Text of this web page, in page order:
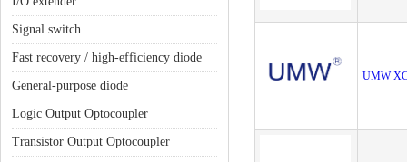
Signal switch
Fast recovery / high-efficiency diode
General-purpose diode
Logic Output Optocoupler
Transistor Output Optocoupler
UMW